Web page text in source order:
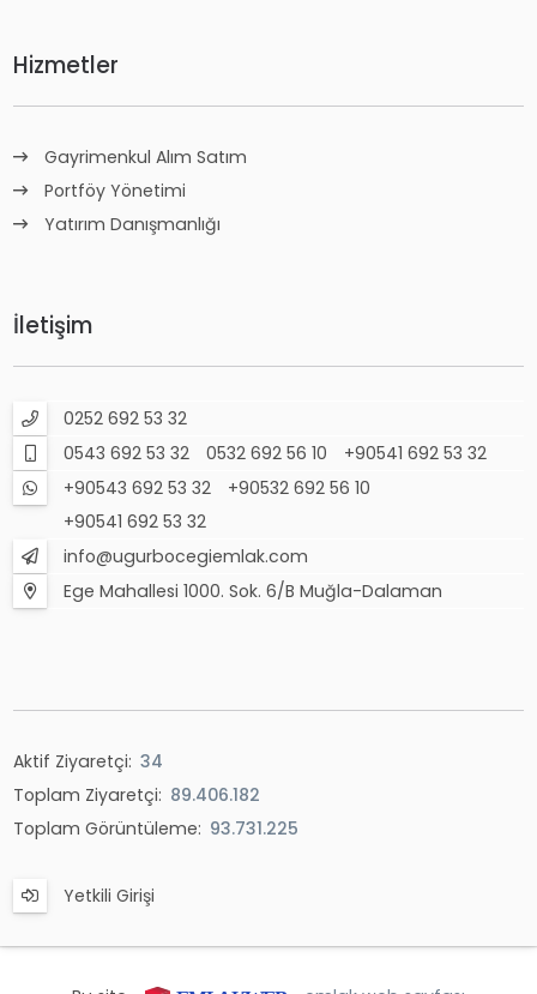
Hizmetler
Gayrimenkul Alım Satım
Portföy Yönetimi
Yatırım Danışmanlığı
İletişim
0252 692 53 32
0543 692 53 32
0532 692 56 10
+90541 692 53 32
+90543 692 53 32
+90532 692 56 10
+90541 692 53 32
info@ugurbocegiemlak.com
Ege Mahallesi 1000. Sok. 6/B Muğla-Dalaman
Aktif Ziyaretçi: 34
Toplam Ziyaretçi: 89.406.182
Toplam Görüntüleme: 93.731.225
Yetkili Girişi